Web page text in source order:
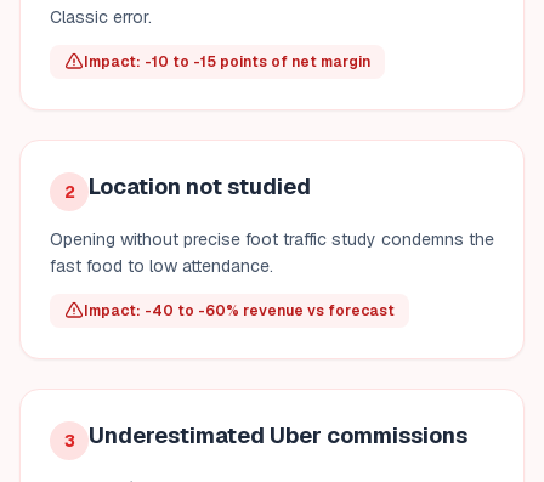
Classic error.
Impact: -10 to -15 points of net margin
2 Location not studied
Opening without precise foot traffic study condemns the
fast food to low attendance.
Impact: -40 to -60% revenue vs forecast
3 Underestimated Uber commissions